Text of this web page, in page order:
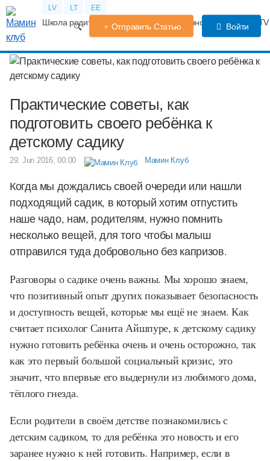
LV LT EE
Школа родителей Календарь беременности Форум
Отправить Статью Войти
Практические советы, как
подготовить своего ребёнка к
детскому садику
29. Jun 2016, 00:00 Мамин Клуб
Когда мы дождались своей очереди или нашли
подходящий садик, в который хотим отпустить
наше чадо, нам, родителям, нужно помнить
несколько вещей, для того чтобы малыш
отправился туда добровольно без капризов.
Разговоры о садике очень важны. Мы хорошо знаем,
что позитивный опыт других показывает безопасность
и доступность вещей, которые мы ещё не знаем. Как
считает психолог Санита Айшпуре, к детскому садику
нужно готовить ребёнка очень и очень осторожно, так
как это первый большой социальный кризис, это
значит, что впервые его выдернули из любимого дома,
тёплого гнезда.
Если родители в своём детстве познакомились с
детским садиком, то для ребёнка это новость и его
заранее нужно к ней готовить. Например, если в